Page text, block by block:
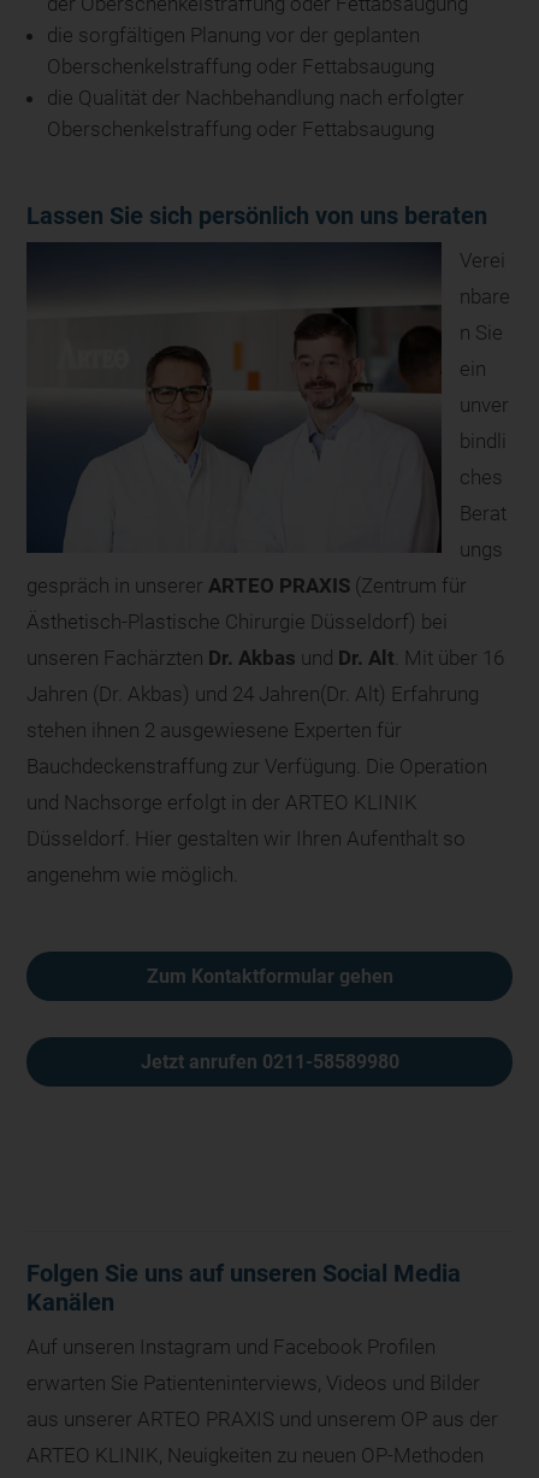
die sorgfältigen Planung vor der geplanten
Oberschenkelstraffung oder Fettabsaugung
die Qualität der Nachbehandlung nach erfolgter
Oberschenkelstraffung oder Fettabsaugung
Lassen Sie sich persönlich von uns beraten
Verei
nbare
n Sie
ein
unver
bindli
ches
Berat
ungs
gespräch in unsererARTEO PRAXIS (Zentrum für
Ästhetisch-Plastische Chirurgie Düsseldorf) bei
unseren Fachärzten Dr. Akbas und Dr. Alt. Mit über 16
Jahren (Dr. Akbas) und 24 Jahren(Dr. Alt) Erfahrung
stehen ihnen 2 ausgewiesene Experten für
Bauchdeckenstraffung zur Verfügung. Die Operation
und Nachsorge erfolgt in der ARTEO KLINIK
Düsseldorf. Hier gestalten wir Ihren Aufenthalt so
angenehm wie möglich.
Zum Kontaktformular gehen
Jetzt anrufen 0211-58589980
Folgen Sie uns auf unseren Social Media
Kanälen
Auf unseren Instagram und Facebook Profilen
erwarten Sie Patienteninterviews, Videos und Bilder
aus unserer ARTEO PRAXIS und unserem OP aus der
ARTEO KLINIK, Neuigkeiten zu neuen OP-Methoden